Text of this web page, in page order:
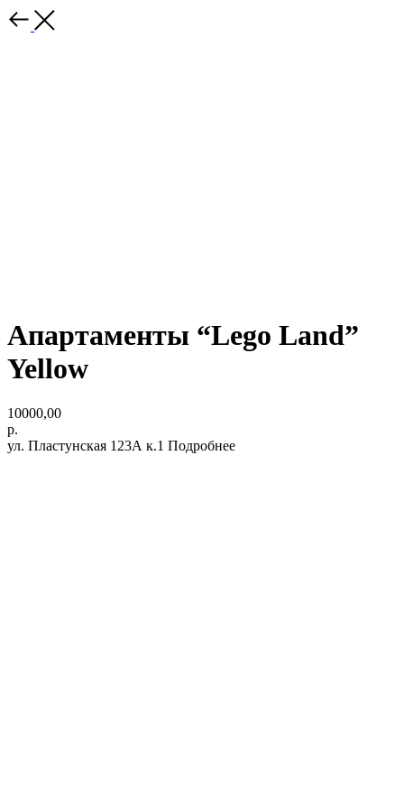
Апартаменты “Lego Land”
Yellow
10000,00
р.
ул. Пластунская 123А к.1 Подробнее